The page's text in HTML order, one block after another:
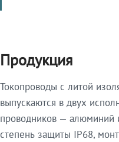
Продукция
Токопроводы с литой
выпускаются в двух
проводников —
степень защиты IP68,